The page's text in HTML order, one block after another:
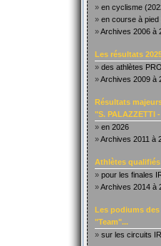
» en cyclisme
» en course à pied
»Archives 2006 à
Les résultats
» des athlètes PRO
»Archives 2009 à
Résultats
"S. PALAZZETTI
» en 2026
»Archives 2011 à
Athlètes qualifiés
» pour les finales
»Archives 2014 à
Les podiums
"Team"...
» sur les circuits